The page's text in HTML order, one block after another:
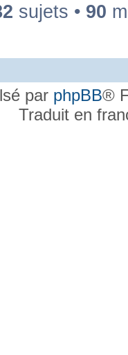
sujets • 90
par phpBB®
Traduit en